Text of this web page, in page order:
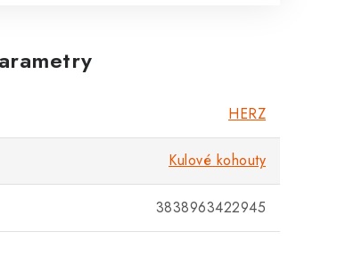
HERZ
Kulové kohouty
3838963422945